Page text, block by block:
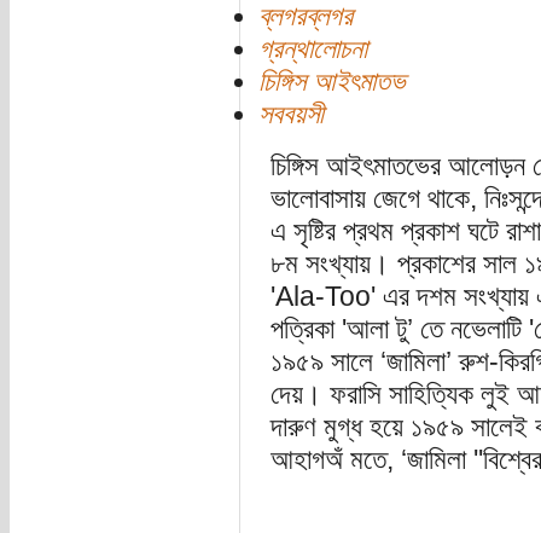
ব্লগরব্লগর
গ্রন্থালোচনা
চিঙ্গিস আইৎমাতভ
সববয়সী
চিঙ্গিস আইৎমাতভের আলোড়ন
ভালোবাসায় জেগে থাকে,
এ সৃষ্টির প্রথম প্রকাশ ঘটে
৮ম সংখ্যায়। প্রকাশের সাল
'Ala-Too' এর দশম সংখ্যায়
পত্রিকা 'আলা টু’ তে
১৯৫৯ সালে ‘জামিলা’ রুশ-
দেয়। ফরাসি সাহিত্যিক লুই
দারুণ মুগ্ধ হয়ে ১৯৫৯ সালেই
আহাগঅঁ মতে, ‘জামিলা